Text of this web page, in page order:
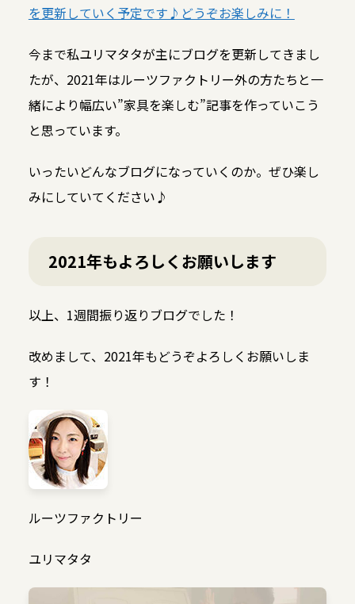
を更新していく予定です♪どうぞお楽しみに！
今まで私ユリマタタが主にブログを更新してきまし
たが、2021年はルーツファクトリー外の方たちと一
緒により幅広い”家具を楽しむ”記事を作っていこう
と思っています。
いったいどんなブログになっていくのか。ぜひ楽し
みにしていてください♪
2021年もよろしくお願いします
以上、1週間振り返りブログでした！
改めまして、2021年もどうぞよろしくお願いしま
す！
ルーツファクトリー
ユリマタタ